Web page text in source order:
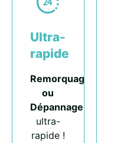
Ultra-
rapide
Remorquage
ou
Dépannage
ultra-
rapide !